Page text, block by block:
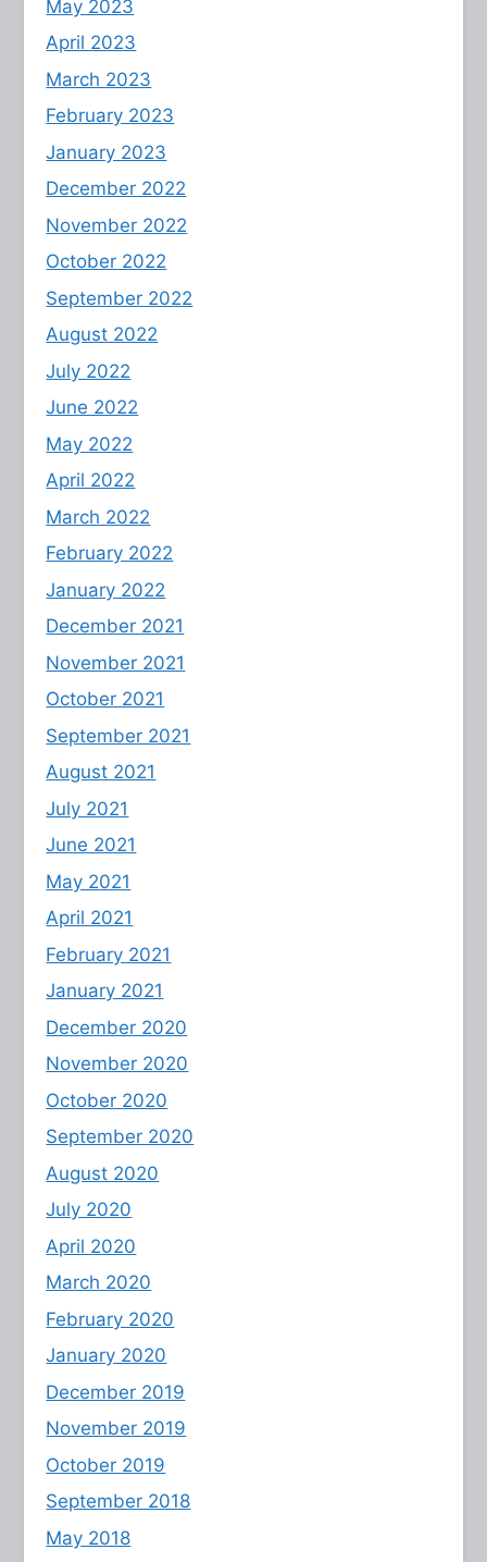
May 2023
April 2023
March 2023
February 2023
January 2023
December 2022
November 2022
October 2022
September 2022
August 2022
July 2022
June 2022
May 2022
April 2022
March 2022
February 2022
January 2022
December 2021
November 2021
October 2021
September 2021
August 2021
July 2021
June 2021
May 2021
April 2021
February 2021
January 2021
December 2020
November 2020
October 2020
September 2020
August 2020
July 2020
April 2020
March 2020
February 2020
January 2020
December 2019
November 2019
October 2019
September 2018
May 2018